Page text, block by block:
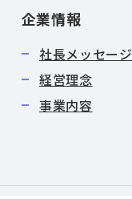
企業情報
社長メッセージ
経営理念
事業内容